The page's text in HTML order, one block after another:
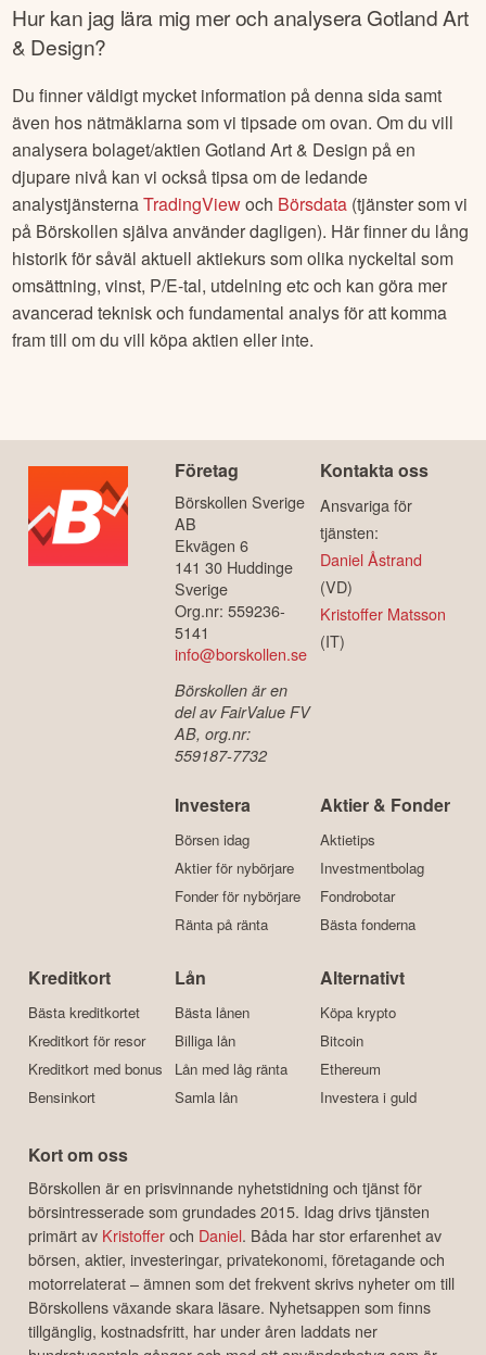
Hur kan jag lära mig mer och analyseraGotland Art
& Design?
Du finner väldigt mycket information på denna sida samt
även hos nätmäklarna som vi tipsade om ovan. Om du vill
analysera bolaget/aktienGotland Art & Design på en
djupare nivå kan vi också tipsa om de ledande
analystjänsternaTradingViewoch Börsdata (tjänster som vi
på Börskollen själva använder dagligen). Här finner du lång
historik för såväl aktuell aktiekurs som olika nyckeltal som
omsättning, vinst, P/E-tal, utdelning etc och kan göra mer
avancerad teknisk och fundamental analys för att komma
fram till om du vill köpa aktien eller inte.
Företag
Börskollen Sverige
AB
Ekvägen 6
141 30 Huddinge
Sverige
Org.nr: 559236-
5141
info@borskollen.se
Börskollen är en
del av FairValue FV
AB, org.nr:
559187-7732
Kontakta oss
Ansvariga för
tjänsten:
Daniel Åstrand
(VD)
Kristoffer Matsson
(IT)
Investera
Börsen idag
Aktier för nybörjare
Fonder för nybörjare
Ränta på ränta
Aktier & Fonder
Aktietips
Investmentbolag
Fondrobotar
Bästa fonderna
Kreditkort
Bästa kreditkortet
Kreditkort för resor
Kreditkort med bonus
Bensinkort
Lån
Bästa lånen
Billiga lån
Lån med låg ränta
Samla lån
Alternativt
Köpa krypto
Bitcoin
Ethereum
Investera i guld
Kort om oss
Börskollen är en prisvinnande nyhetstidning och tjänst för
börsintresserade som grundades 2015. Idag drivs tjänsten
primärt av Kristofferoch Daniel. Båda har stor erfarenhet av
börsen, aktier, investeringar, privatekonomi, företagande och
motorrelaterat – ämnen som det frekvent skrivs nyheter om till
Börskollens växande skara läsare. Nyhetsappen som finns
tillgänglig, kostnadsfritt, har under åren laddats ner